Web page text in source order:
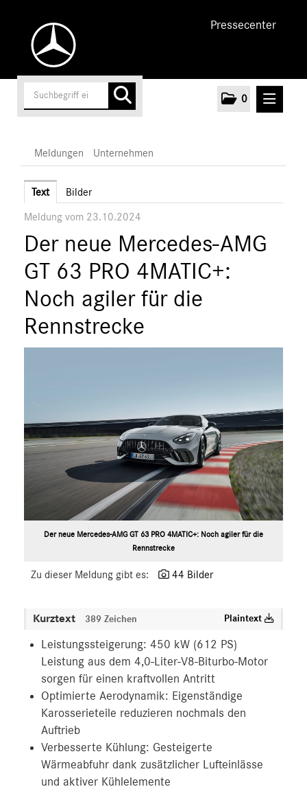
Pressecenter
0
Unternehmen
Marken & Produkte
MEDIA
ÜBER UNS
ANSPRECHPARTNER
Meldungen Unternehmen
Text Bilder
Meldung vom 23.10.2024
Der neue Mercedes-AMG
GT 63 PRO 4MATIC+:
Noch agiler für die
Rennstrecke
Der neue Mercedes-AMG GT 63 PRO 4MATIC+: Noch agiler für die
Rennstrecke
Zu dieser Meldung gibt es: 44 Bilder
Kurztext 389 Zeichen Plaintext
Leistungssteigerung: 450 kW (612 PS)
Leistung aus dem 4,0-Liter-V8-Biturbo-Motor
sorgen für einen kraftvollen Antritt
Optimierte Aerodynamik: Eigenständige
Karosserieteile reduzieren nochmals den
Auftrieb
Verbesserte Kühlung: Gesteigerte
Wärmeabfuhr dank zusätzlicher Lufteinlässe
und aktiver Kühlelemente